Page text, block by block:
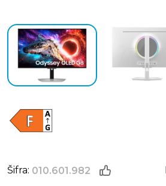
Šifra: 010.601.982